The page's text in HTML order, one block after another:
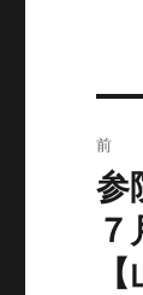
稿
ナ
ビ
前
前
の
投
参
７